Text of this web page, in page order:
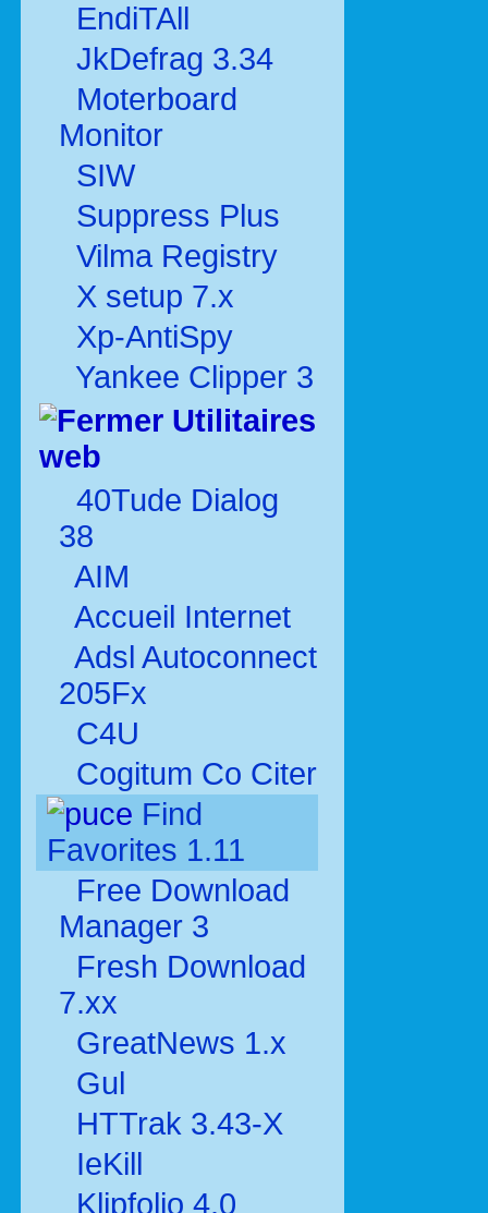
EndiTAll
JkDefrag 3.34
Moterboard
Monitor
SIW
Suppress Plus
Vilma Registry
X setup 7.x
Xp-AntiSpy
Yankee Clipper 3
Utilitaires
web
40Tude Dialog
38
AIM
Accueil Internet
Adsl Autoconnect
205Fx
C4U
Cogitum Co Citer
Find
Favorites 1.11
Free Download
Manager 3
Fresh Download
7.xx
GreatNews 1.x
Gul
HTTrak 3.43-X
IeKill
Klipfolio 4.0